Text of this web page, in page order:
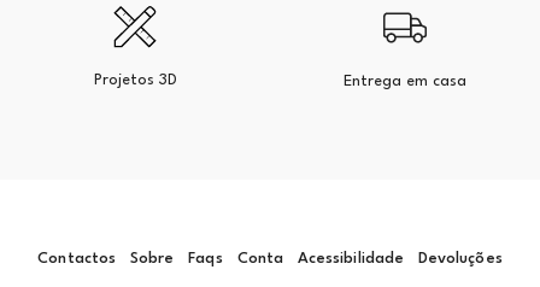
Projetos 3D Entrega em casa
Contactos Sobre Faqs Conta Acessibilidade Devoluções